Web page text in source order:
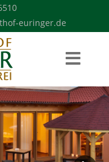
euringer.de